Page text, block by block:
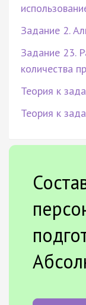
Задание 2.
Задание 23.
количества
Теория к
Теория к